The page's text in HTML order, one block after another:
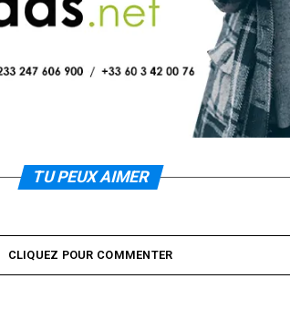
TU PEUX AIMER
CLIQUEZ POUR COMMENTER